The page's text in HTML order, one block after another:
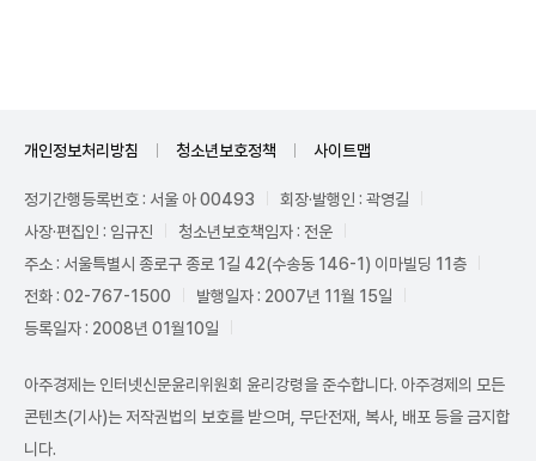
개인정보처리방침 청소년보호정책 사이트맵
정기간행등록번호 : 서울 아 00493
회장·발행인 : 곽영길
사장·편집인 : 임규진
청소년보호책임자 : 전운
주소 : 서울특별시 종로구 종로 1길 42(수송동 146-1) 이마빌딩 11층
전화 : 02-767-1500
발행일자 : 2007년 11월 15일
등록일자 : 2008년 01월10일
아주경제는 인터넷신문윤리위원회 윤리강령을 준수합니다. 아주경제의 모든
콘텐츠(기사)는 저작권법의 보호를 받으며, 무단전재, 복사, 배포 등을 금지합
니다.